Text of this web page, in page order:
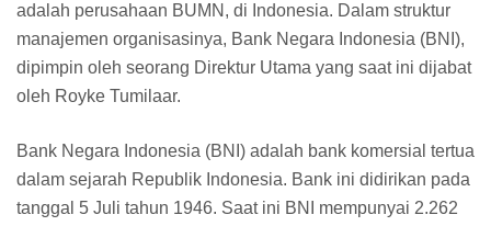
adalah perusahaan BUMN, di Indonesia. Dalam struktur
manajemen organisasinya, Bank Negara Indonesia (BNI),
dipimpin oleh seorang Direktur Utama yang saat ini dijabat
oleh Royke Tumilaar.
Bank Negara Indonesia (BNI) adalah bank komersial tertua
dalam sejarah Republik Indonesia. Bank ini didirikan pada
tanggal 5 Juli tahun 1946. Saat ini BNI mempunyai 2.262